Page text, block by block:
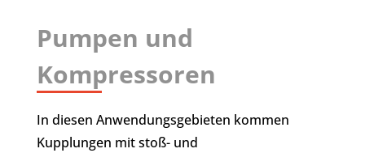
Pumpen und
Kompressoren
In diesen Anwendungsgebieten kommen
Kupplungen mit stoß- und